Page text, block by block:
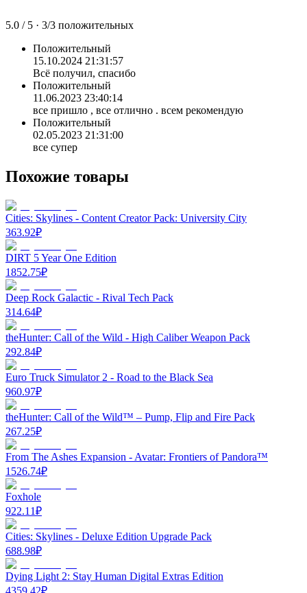
5.0 / 5 · 3/3 положительных
Положительный
15.10.2024 21:31:57
Всё получил, спасибо
Положительный
11.06.2023 23:40:14
все пришло , все отлично . всем рекомендую
Положительный
02.05.2023 21:31:00
все супер
Похожие товары
Cities: Skylines - Content Creator Pack: University City
363.92₽
DIRT 5 Year One Edition
1852.75₽
Deep Rock Galactic - Rival Tech Pack
314.64₽
theHunter: Call of the Wild - High Caliber Weapon Pack
292.84₽
Euro Truck Simulator 2 - Road to the Black Sea
960.97₽
theHunter: Call of the Wild™ – Pump, Flip and Fire Pack
267.25₽
From The Ashes Expansion - Avatar: Frontiers of Pandora™
1526.74₽
Foxhole
922.11₽
Cities: Skylines - Deluxe Edition Upgrade Pack
688.98₽
Dying Light 2: Stay Human Digital Extras Edition
4359.42₽